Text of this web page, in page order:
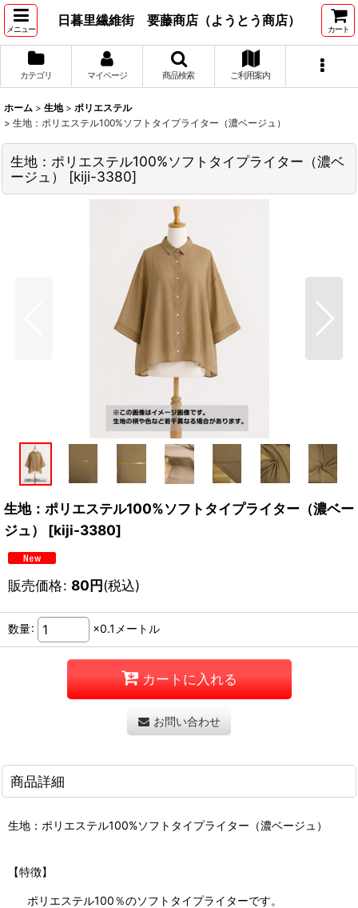
メニュー
日暮里繊維街 要藤商店（ようとう商店）
カート
カテゴリ マイページ 商品検索 ご利用案内
ホーム > 生地 > ポリエステル
> 生地：ポリエステル100%ソフトタイプライター（濃ベージュ）
生地：ポリエステル100%ソフトタイプライター（濃ベ
ージュ）
[kiji-3380]
生地：ポリエステル100%ソフトタイプライター（濃ベー
ジュ）
[kiji-3380]
販売価格: 80円(税込)
数量: ×0.1メートル
カートに入れる
お問い合わせ
商品詳細
生地：ポリエステル100%ソフトタイプライター（濃ベージュ）
【特徴】
ポリエステル100％のソフトタイプライターです。